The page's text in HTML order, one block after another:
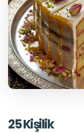
25 Kişilik